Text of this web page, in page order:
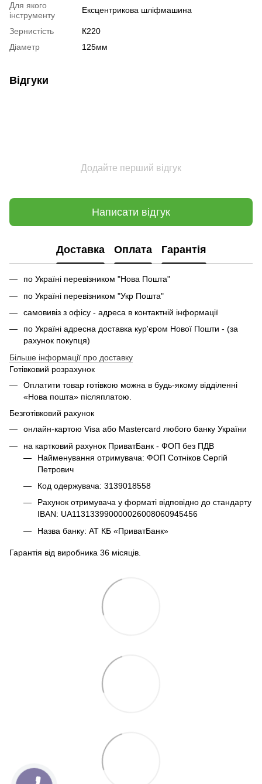
Для якого
інструменту
Ексцентрикова шліфмашина
Зернистість
К220
Діаметр
125мм
Відгуки
Додайте перший відгук
Написати відгук
Доставка Оплата Гарантія
по Україні перевізником "Нова Пошта"
по Україні перевізником "Укр Пошта"
самовивіз з офісу - адреса в контактній інформації
по Україні адресна доставка кур'єром Нової Пошти - (за
рахунок покупця)
Більше інформації про доставку
Готівковий розрахунок
Оплатити товар готівкою можна в будь-якому відділенні
«Нова пошта» післяплатою.
Безготівковий рахунок
онлайн-картою Visa або Mastercard любого банку України
на картковий рахунок ПриватБанк - ФОП без ПДВ
Найменування отримувача: ФОП Сотніков Сергій
Петрович
Код одержувача: 3139018558
Рахунок отримувача у форматі відповідно до стандарту
IBAN: UA113133990000026008060945456
Назва банку: АТ КБ «ПриватБанк»
Гарантія від виробника 36 місяців.